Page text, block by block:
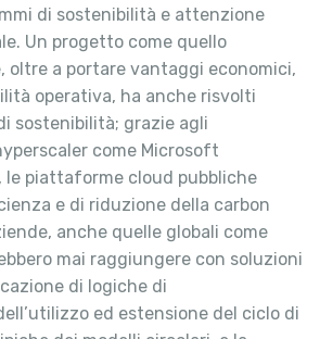
di sostenibilità e attenzione
Un progetto come quello
oltre a portare vantaggi economici,
operativa, ha anche risvolti
sostenibilità; grazie agli
come Microsoft
le piattaforme cloud pubbliche
e di riduzione della carbon
anche quelle globali come
mai raggiungere con soluzioni
di logiche di
ed estensione del ciclo di